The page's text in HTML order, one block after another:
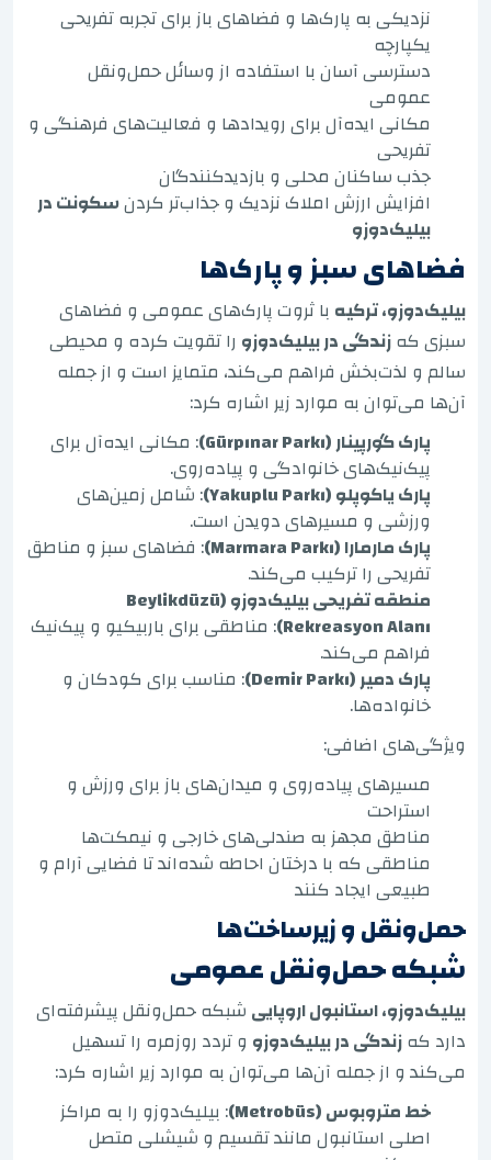
نزدیکی به پارک‌ها و فضاهای باز برای تجربه تفریحی
یکپارچه
دسترسی آسان با استفاده از وسائل حمل‌ونقل
عمومی
مکانی ایده‌آل برای رویدادها و فعالیت‌های فرهنگی و
تفریحی
جذب ساکنان محلی و بازدیدکنندگان
افزایش ارزش املاک نزدیک و جذاب‌تر کردنسکونت در
بیلیک‌دوزو
فضاهای سبز و پارک‌ها
بیلیک‌دوزو، ترکیه با ثروت پارک‌های عمومی و فضاهای
سبزی کهزندگی در بیلیک‌دوزو را تقویت کرده و محیطی
سالم و لذت‌بخش فراهم می‌کند، متمایز است و از جمله
آن‌ها می‌توان به موارد زیر اشاره کرد:
پارک گورپینار (Gürpınar Parkı)
: مکانی ایده‌آل برای
پیک‌نیک‌های خانوادگی و پیاده‌روی.
پارک یاکوپلو (Yakuplu Parkı)
: شامل زمین‌های
ورزشی و مسیرهای دویدن است.
پارک مارمارا (Marmara Parkı)
: فضاهای سبز و مناطق
تفریحی را ترکیب می‌کند.
منطقه تفریحی بیلیک‌دوزو (Beylikdüzü
Rekreasyon Alanı) : مناطقی برای باربیکیو و پیک‌نیک
فراهم می‌کند.
پارک دمیر (Demir Parkı)
: مناسب برای کودکان و
خانواده‌ها.
ویژگی‌های اضافی:
مسیرهای پیاده‌روی و میدان‌های باز برای ورزش و
استراحت
مناطق مجهز به صندلی‌های خارجی و نیمکت‌ها
مناطقی که با درختان احاطه شده‌اند تا فضایی آرام و
طبیعی ایجاد کنند
حمل‌ونقل و زیرساخت‌ها
شبکه حمل‌ونقل عمومی
بیلیک‌دوزو، استانبول اروپایی شبکه حمل‌ونقل پیشرفته‌ای
دارد کهزندگی در بیلیک‌دوزو و تردد روزمره را تسهیل
می‌کند و از جمله آن‌ها می‌توان به موارد زیر اشاره کرد:
خط متروبوس (Metrobüs)
: بیلیک‌دوزو را به مراکز
اصلی استانبول مانند تقسیم و شیشلی متصل